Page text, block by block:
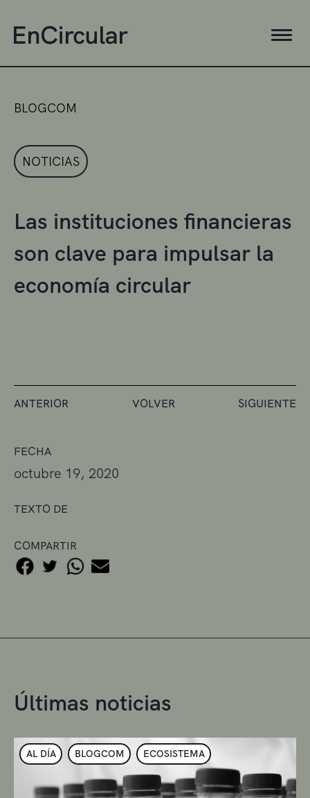
FECHA
octubre 19, 2020
TEXTO DE
COMPARTIR
BLOGCOM
NOTICIAS
Las instituciones financieras
son clave para impulsar la
economía circular
ANTERIOR VOLVER SIGUIENTE
Últimas noticias
AL DÍA BLOGCOM ECOSISTEMA